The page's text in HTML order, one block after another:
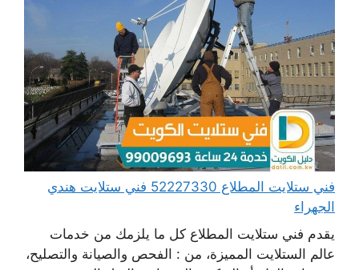
فني ستلايت المطلاع 52227330 فني ستلايت هندي
الجهراء
يقدم فني ستلايت المطلاع كل ما يلزمك من خدمات
عالم الستلايت المميزة، من : الفحص والصيانة والتصليح،